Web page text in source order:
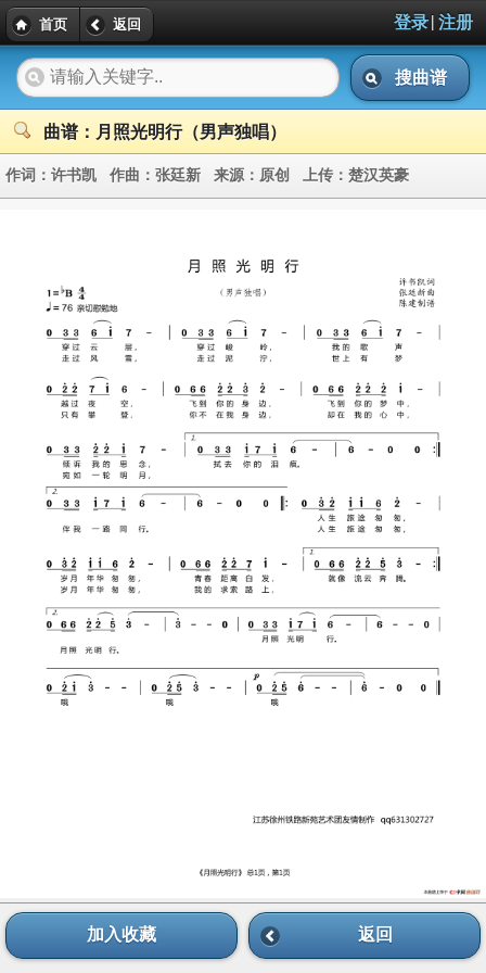
首页 返回 登录| 注册
搜曲谱
曲谱：月照光明行（男声独唱）
作词： 许书凯 作曲： 张廷新 来源： 原创 上传： 楚汉英豪
加入收藏 返回